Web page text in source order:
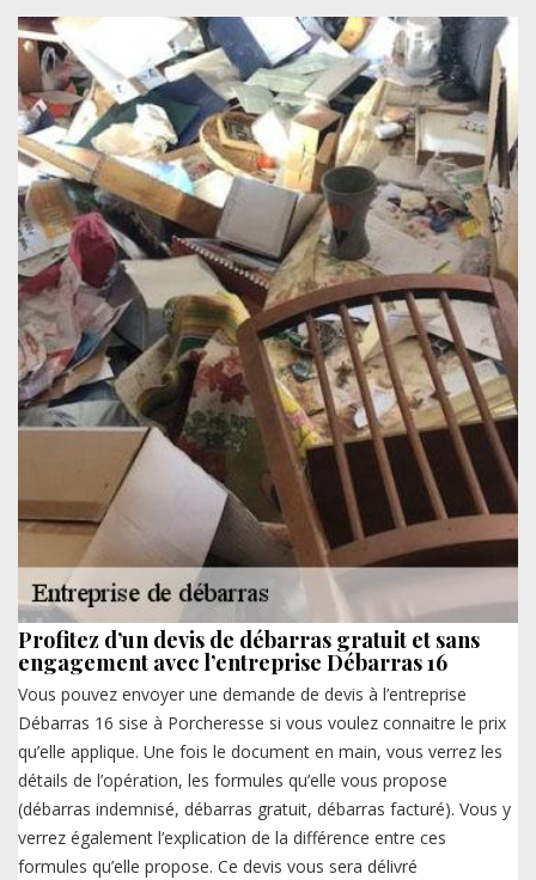
Profitez d’un devis de débarras gratuit et sans
engagement avec l’entreprise Débarras 16
Vous pouvez envoyer une demande de devis à l’entreprise
Débarras 16 sise à Porcheresse si vous voulez connaitre le prix
qu’elle applique. Une fois le document en main, vous verrez les
détails de l’opération, les formules qu’elle vous propose
(débarras indemnisé, débarras gratuit, débarras facturé). Vous y
verrez également l’explication de la différence entre ces
formules qu’elle propose. Ce devis vous sera délivré